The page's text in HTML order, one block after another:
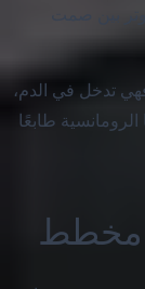
بين صمت
تدخل في الدم،
الرومانسية طابعًا
مخطط